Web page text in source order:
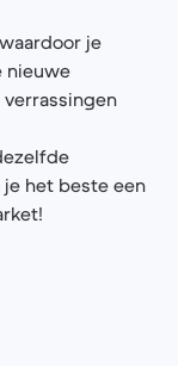
je
nieuwe
verrassingen
je het beste een